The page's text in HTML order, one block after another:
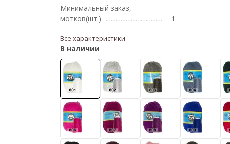
Минимальный заказ,
мотков(шт.)
1
Все характеристики
В наличии